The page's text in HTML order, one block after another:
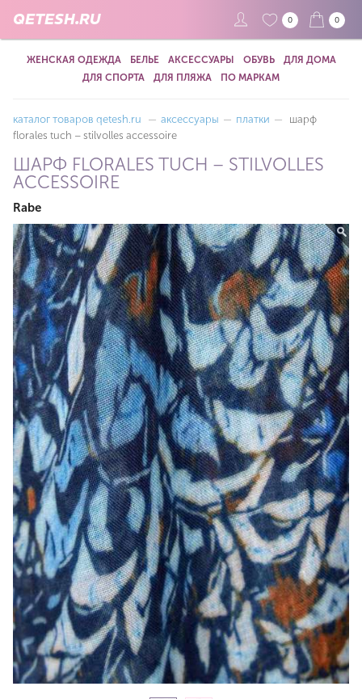
QETESH.RU 0 0
ЖЕНСКАЯ ОДЕЖДА БЕЛЬЕ АКСЕССУАРЫ ОБУВЬ
ДЛЯ ДОМА
ДЛЯ СПОРТА
ДЛЯ ПЛЯЖА ПО МАРКАМ
каталог товаров qetesh.ru — аксессуары — платки —
шарф
florales tuch – stilvolles accessoire
ШАРФ FLORALES TUCH – STILVOLLES
ACCESSOIRE
Rabe